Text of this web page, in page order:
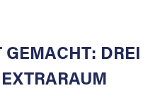
zur Miete, der
gebaut
DREI